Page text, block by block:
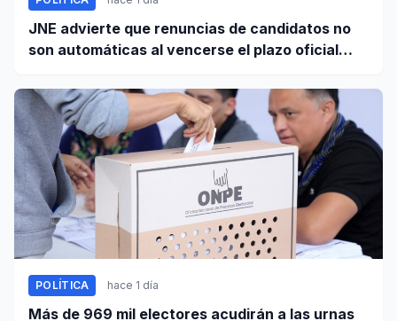
JNE advierte que renuncias de candidatos no
son automáticas al vencerse el plazo oficial
POLÍTICA hace 1 día
Más de 969 mil electores acudirán a las urnas